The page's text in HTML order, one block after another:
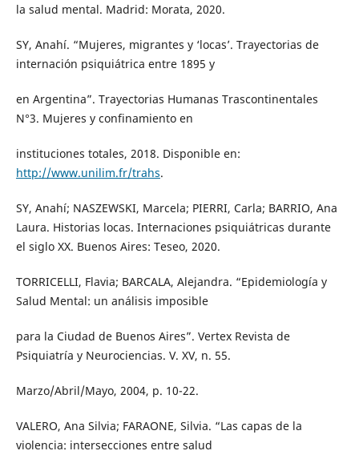
la salud mental. Madrid: Morata, 2020.
SY, Anahí. “Mujeres, migrantes y ‘locas’. Trayectorias de
internación psiquiátrica entre 1895 y
en Argentina”. Trayectorias Humanas Trascontinentales
N°3. Mujeres y confinamiento en
instituciones totales, 2018. Disponible en:
http://www.unilim.fr/trahs.
SY, Anahí; NASZEWSKI, Marcela; PIERRI, Carla; BARRIO, Ana
Laura. Historias locas. Internaciones psiquiátricas durante
el siglo XX. Buenos Aires: Teseo, 2020.
TORRICELLI, Flavia; BARCALA, Alejandra. “Epidemiología y
Salud Mental: un análisis imposible
para la Ciudad de Buenos Aires”. Vertex Revista de
Psiquiatría y Neurociencias. V. XV, n. 55.
Marzo/Abril/Mayo, 2004, p. 10-22.
VALERO, Ana Silvia; FARAONE, Silvia. “Las capas de la
violencia: intersecciones entre salud